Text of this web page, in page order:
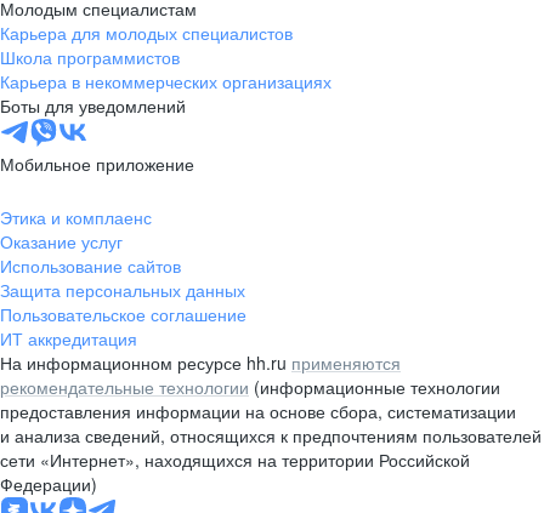
Молодым специалистам
Карьера для молодых специалистов
Школа программистов
Карьера в некоммерческих организациях
Боты для уведомлений
Мобильное приложение
Этика и комплаенс
Оказание услуг
Использование сайтов
Защита персональных данных
Пользовательское соглашение
ИТ аккредитация
На информационном ресурсе hh.ru применяются
рекомендательные технологии (информационные технологии
предоставления информации на основе сбора, систематизации
и анализа сведений, относящихся к предпочтениям пользователей
сети «Интернет», находящихся на территории Российской
Федерации)